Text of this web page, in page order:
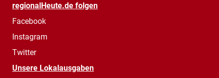
regionalHeute.de folgen
Facebook
Instagram
Twitter
Unsere Lokalausgaben